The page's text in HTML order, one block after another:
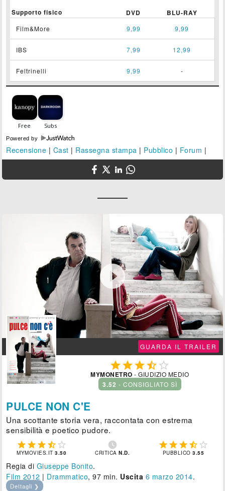
Supporto fisico DVD BLU-RAY
Film&More 9,99 9,99
IBS 7,99 12,99
Feltrinelli 9,99 -
Powered by
Recensione | Cast | Rassegna stampa | Pubblico | Forum |

GUARDA IL TRAILER
 
MYMONETRO - GIUDIZIO MEDIO
3.52 - CONSIGLIATO SÌ
PULCE NON C'E
Una scottante storia vera, raccontata con estrema
sensibilità e poetico pudore.
    
MYMOVIES.IT3.50

CRITICAN.D.
    
PUBBLICO3.55
Regia di Giuseppe Bonito.
Film 2012 | Drammatico, 97 min. Uscita 6 marzo 2014.
Dettagli ❯